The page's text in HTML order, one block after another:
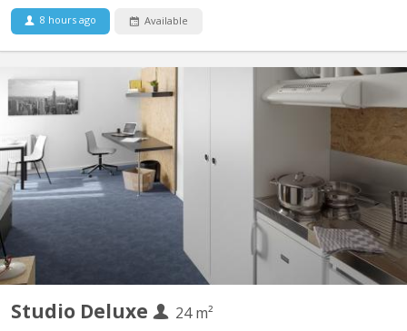
8 hours ago Available
Studio Deluxe
24 m²
BK 17936
Des studios de qualité dans une résidence pour étudiants de
Standing idéalement située à proximité des universités ULB et
VUB. Les studios Deluxe ont une superficie entre 23 et 26 m, à
partir de 1085€ Charges comprises.